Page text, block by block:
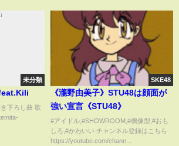
未分類
下ろし曲 歌
SKE48
《瀧野由美子》STU48は顔面が
強い宣言《STU48》
#アイドル,#SHOWROOM,#偶像型,#おも
しろ,#かわいい チャンネル登録はこちら
https://youtube.com/chann...